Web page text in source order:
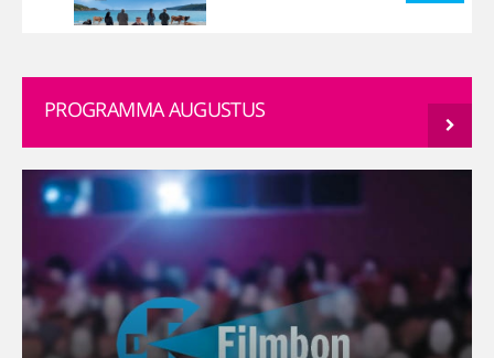
PROGRAMMA AUGUSTUS